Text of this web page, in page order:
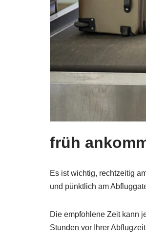
früh
Es ist wichtig, rechtzeitig
und pünktlich am
Die empfohlene Zeit kann
Stunden vor Ihrer